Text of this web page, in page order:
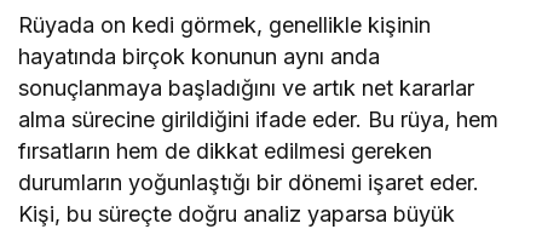
Rüyada on kedi görmek, genellikle kişinin
hayatında birçok konunun aynı anda
sonuçlanmaya başladığını ve artık net kararlar
alma sürecine girildiğini ifade eder. Bu rüya, hem
fırsatların hem de dikkat edilmesi gereken
durumların yoğunlaştığı bir dönemi işaret eder.
Kişi, bu süreçte doğru analiz yaparsa büyük